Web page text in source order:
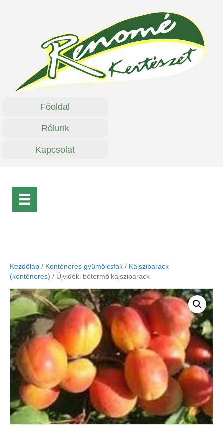
Főoldal
Rólunk
Kapcsolat
Kezdőlap / Konténeres gyümölcsfák / Kajszibarack
(konténeres) / Újvidéki bőtermő kajszibarack